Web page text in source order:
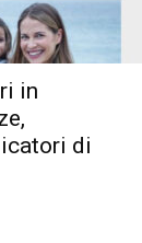
in
di